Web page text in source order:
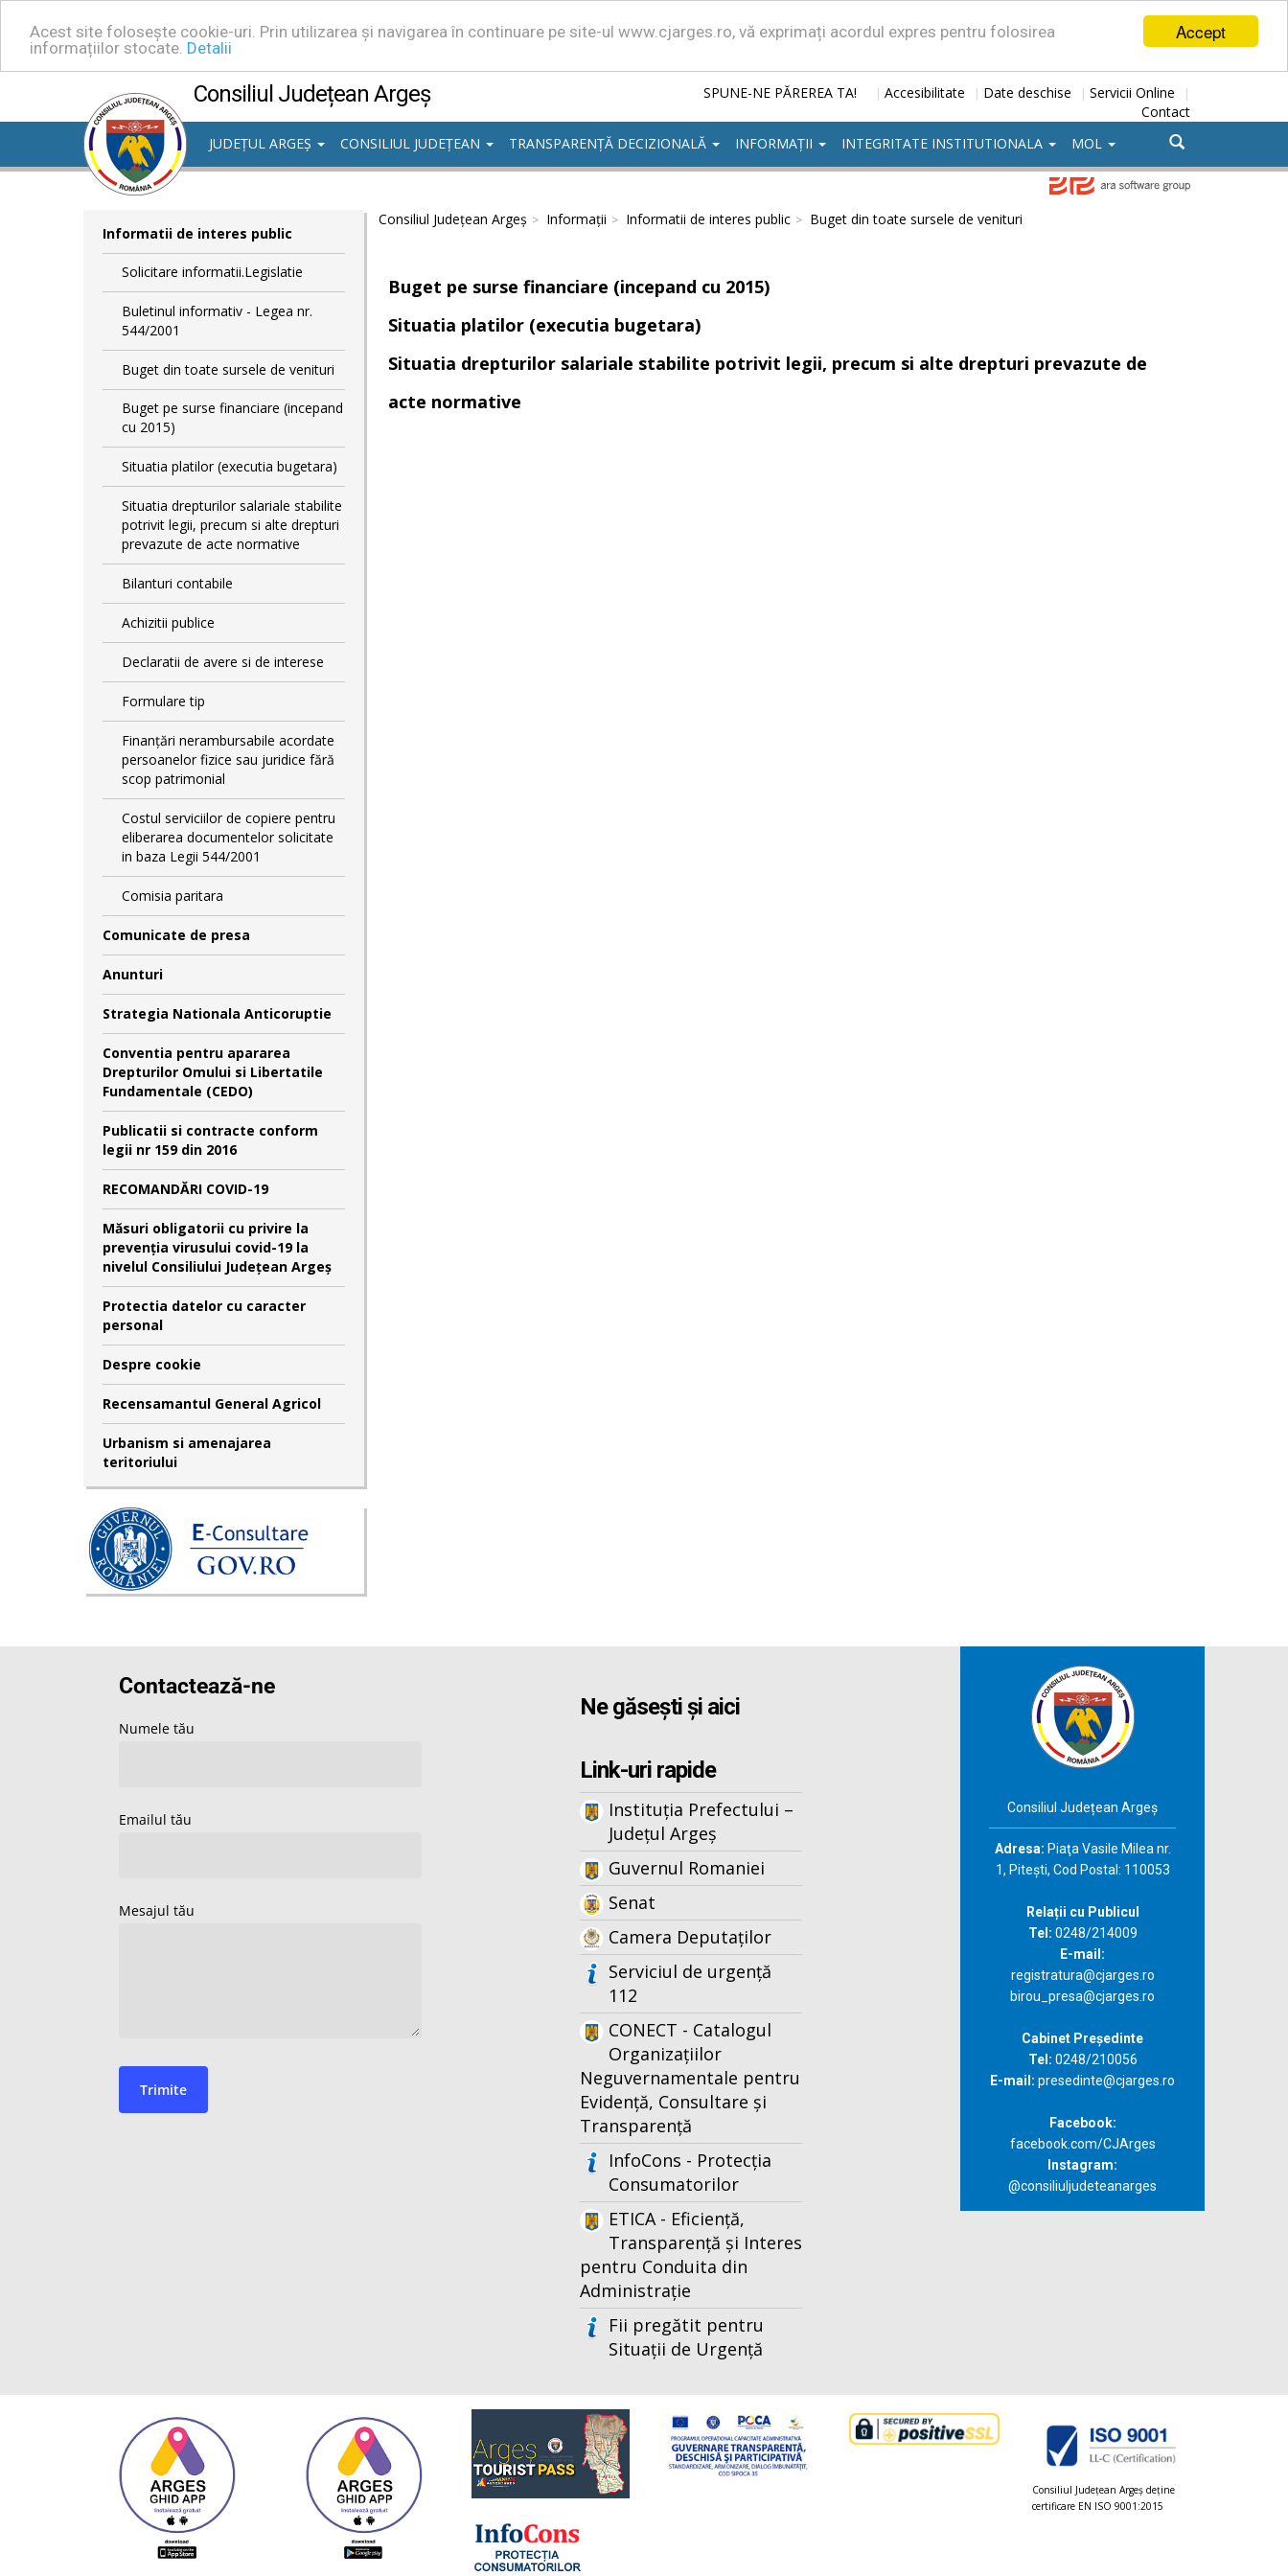
Accept
Acest site folosește cookie-uri. Prin utilizarea și navigarea în continuare pe site-ul www.cjarges.ro, vă exprimați acordul expres pentru folosirea
informațiilor stocate. Detalii
Consiliul Județean Argeș SPUNE-NE PĂREREA TA! | Accesibilitate | Date deschise | Servicii Online |
Contact
JUDEȚUL ARGEȘ
CONSILIUL JUDEȚEAN TRANSPARENȚĂ DECIZIONALĂ INFORMAȚII INTEGRITATE INSTITUTIONALA MOL
Informatii de interes public
Solicitare informatii.Legislatie
Buletinul informativ - Legea nr.
544/2001
Buget din toate sursele de venituri
Buget pe surse financiare (incepand
cu 2015)
Situatia platilor (executia bugetara)
Situatia drepturilor salariale stabilite
potrivit legii, precum si alte drepturi
prevazute de acte normative
Bilanturi contabile
Achizitii publice
Declaratii de avere si de interese
Formulare tip
Finanțări nerambursabile acordate
persoanelor fizice sau juridice fără
scop patrimonial
Costul serviciilor de copiere pentru
eliberarea documentelor solicitate
in baza Legii 544/2001
Comisia paritara
Comunicate de presa
Anunturi
Strategia Nationala Anticoruptie
Conventia pentru apararea
Drepturilor Omului si Libertatile
Fundamentale (CEDO)
Publicatii si contracte conform
legii nr 159 din 2016
RECOMANDĂRI COVID-19
Măsuri obligatorii cu privire la
prevenția virusului covid-19 la
nivelul Consiliului Județean Argeș
Protectia datelor cu caracter
personal
Despre cookie
Recensamantul General Agricol
Urbanism si amenajarea
teritoriului
Consiliul Județean Argeș Informații Informatii de interes public Buget din toate sursele de venituri
Buget pe surse financiare (incepand cu 2015)
Situatia platilor (executia bugetara)
Situatia drepturilor salariale stabilite potrivit legii, precum si alte drepturi prevazute de
acte normative
Ne găsești și aici
Link-uri rapide
Instituția Prefectului –
Județul Argeș
Guvernul Romaniei
Senat
Camera Deputaților
Serviciul de urgență
112
CONECT - Catalogul
Organizațiilor
Neguvernamentale pentru
Evidență, Consultare și
Transparență
InfoCons - Protecția
Consumatorilor
ETICA - Eficiență,
Transparență și Interes
pentru Conduita din
Administrație
Fii pregătit pentru
Situații de Urgență
Consiliul Județean Argeș
Adresa: Piaţa Vasile Milea nr.
1, Piteşti, Cod Postal: 110053
Relații cu Publicul
Tel: 0248/214009
E-mail:
registratura@cjarges.ro
birou_presa@cjarges.ro
Cabinet Președinte
Tel: 0248/210056
E-mail: presedinte@cjarges.ro
Facebook:
facebook.com/CJArges
Instagram:
@consiliuljudeteanarges
Consiliul Judeţean Argeș deţine
certificare EN ISO 9001:2015